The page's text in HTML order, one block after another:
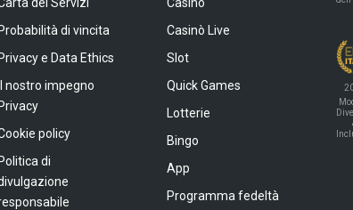
di vincita
e Data Ethics
nostro impegno
policy
di
Casinò Live
Slot
Quick Games
Lotterie
Bingo
App
Programma fedeltà